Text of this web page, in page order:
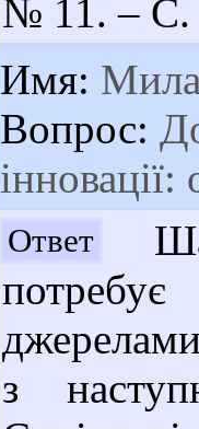
№ 11. – С.
Имя:
Вопрос:
Ответ
з